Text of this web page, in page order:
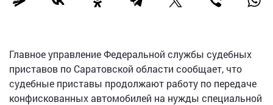
Главное управление Федеральной службы судебных
приставов по Саратовской области сообщает, что
судебные приставы продолжают работу по передаче
конфискованных автомобилей на нужды специальной